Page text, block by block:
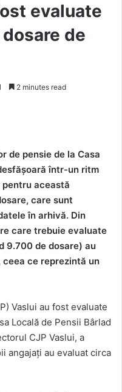
evaluate
de
2 minutes read
de pensie de la Casa
într-un ritm
această
care sunt
în arhivă. Din
care trebuie evaluate
9.700 de dosare) au
ce reprezintă un
Vaslui au fost evaluate
Locală de Pensii Bârlad
CJP Vaslui, a
angajați au evaluat circa